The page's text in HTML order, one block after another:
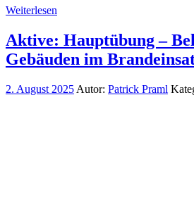
Weiterlesen
Aktive: Hauptübung –
Gebäuden im
2. August 2025 Autor: Patrick Praml